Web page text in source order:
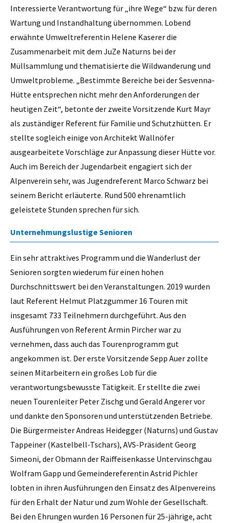
Interessierte Verantwortung für „ihre Wege“ bzw. für deren
Wartung und Instandhaltung übernommen. Lobend
erwähnte Umweltreferentin Helene Kaserer die
Zusammenarbeit mit dem JuZe Naturns bei der
Müllsammlung und thematisierte die Wildwanderung und
Umweltprobleme. „Bestimmte Bereiche bei der Sesvenna-
Hütte entsprechen nicht mehr den Anforderungen der
heutigen Zeit“, betonte der zweite Vorsitzende Kurt Mayr
als zuständiger Referent für Familie und Schutzhütten. Er
stellte sogleich einige von Architekt Wallnöfer
ausgearbeitete Vorschläge zur Anpassung dieser Hütte vor.
Auch im Bereich der Jugendarbeit engagiert sich der
Alpenverein sehr, was Jugendreferent Marco Schwarz bei
seinem Bericht erläuterte. Rund 500 ehrenamtlich
geleistete Stunden sprechen für sich.
Unternehmungslustige Senioren
Ein sehr attraktives Programm und die Wanderlust der
Senioren sorgten wiederum für einen hohen
Durchschnittswert bei den Veranstaltungen. 2019 wurden
laut Referent Helmut Platzgummer 16 Touren mit
insgesamt 733 Teilnehmern durchgeführt. Aus den
Ausführungen von Referent Armin Pircher war zu
vernehmen, dass auch das Tourenprogramm gut
angekommen ist. Der erste Vorsitzende Sepp Auer zollte
seinen Mitarbeitern ein großes Lob für die
verantwortungsbewusste Tätigkeit. Er stellte die zwei
neuen Tourenleiter Peter Zischg und Gerald Angerer vor
und dankte den Sponsoren und unterstützenden Betriebe.
Die Bürgermeister Andreas Heidegger (Naturns) und Gustav
Tappeiner (Kastelbell-Tschars), AVS-Präsident Georg
Simeoni, der Obmann der Raiffeisenkasse Untervinschgau
Wolfram Gapp und Gemeindereferentin Astrid Pichler
lobten in ihren Ausführungen den Einsatz des Alpenvereins
für den Erhalt der Natur und zum Wohle der Gesellschaft.
Bei den Ehrungen wurden 16 Personen für 25-jährige, acht